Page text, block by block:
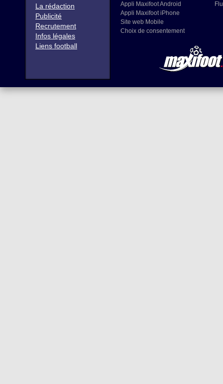
La rédaction
Publicité
Recrutement
Infos légales
Liens football
Appli Maxifoot Android
Appli Maxifoot iPhone
Site web Mobile
Choix de consentement